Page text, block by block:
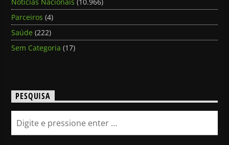
Parceiros (4)
Saúde (222)
Sem Categoria (17)
PESQUISA